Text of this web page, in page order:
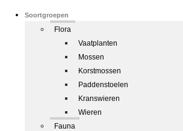
Soortgroepen
Flora
Vaatplanten
Mossen
Korstmossen
Paddenstoelen
Kranswieren
Wieren
Fauna